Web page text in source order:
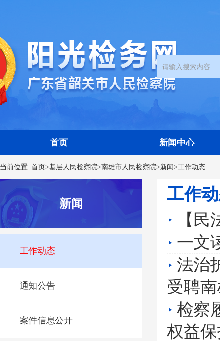
首页 新闻中心
当前位置: 首页>基层人民检察院>南雄市人民检察院>新闻>工作动态
新闻
工作动态
通知公告
案件信息公开
工作
【
一文
法治
受聘
检察
权益